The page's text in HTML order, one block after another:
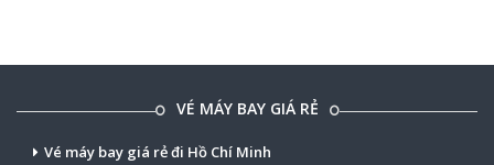
VÉ MÁY BAY GIÁ RẺ
Vé máy bay giá rẻ đi Hồ Chí Minh